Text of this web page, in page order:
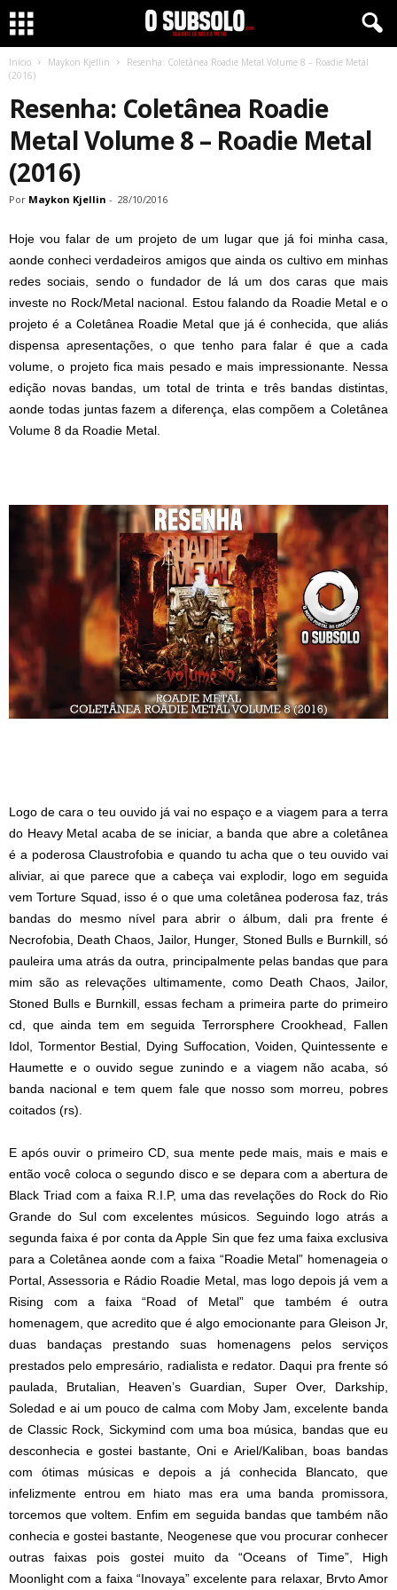
Início Maykon Kjellin
Resenha: Coletânea Roadie Metal Volume 8 – Roadie Metal
(2016)
Resenha: Coletânea Roadie
Metal Volume 8 – Roadie Metal
(2016)
Por Maykon Kjellin - 28/10/2016
Hoje vou falar de um projeto de um lugar que já foi minha casa,
aonde conheci verdadeiros amigos que ainda os cultivo em minhas
redes sociais, sendo o fundador de lá um dos caras que mais
investe no Rock/Metal nacional. Estou falando da Roadie Metal e o
projeto é a Coletânea Roadie Metal que já é conhecida, que aliás
dispensa apresentações, o que tenho para falar é que a cada
volume, o projeto fica mais pesado e mais impressionante. Nessa
edição novas bandas, um total de trinta e três bandas distintas,
aonde todas juntas fazem a diferença, elas compõem a Coletânea
Volume 8 da Roadie Metal.
Logo de cara o teu ouvido já vai no espaço e a viagem para a terra
do Heavy Metal acaba de se iniciar, a banda que abre a coletânea
é a poderosa Claustrofobia e quando tu acha que o teu ouvido vai
aliviar, ai que parece que a cabeça vai explodir, logo em seguida
vem Torture Squad, isso é o que uma coletânea poderosa faz, trás
bandas do mesmo nível para abrir o álbum, dali pra frente é
Necrofobia, Death Chaos, Jailor, Hunger, Stoned Bulls e Burnkill, só
pauleira uma atrás da outra, principalmente pelas bandas que para
mim são as relevações ultimamente, como Death Chaos, Jailor,
Stoned Bulls e Burnkill, essas fecham a primeira parte do primeiro
cd, que ainda tem em seguida Terrorsphere Crookhead, Fallen
Idol, Tormentor Bestial, Dying Suffocation, Voiden, Quintessente e
Haumette e o ouvido segue zunindo e a viagem não acaba, só
banda nacional e tem quem fale que nosso som morreu, pobres
coitados (rs).
E após ouvir o primeiro CD, sua mente pede mais, mais e mais e
então você coloca o segundo disco e se depara com a abertura de
Black Triad com a faixa R.I.P, uma das revelações do Rock do Rio
Grande do Sul com excelentes músicos. Seguindo logo atrás a
segunda faixa é por conta da Apple Sin que fez uma faixa exclusiva
para a Coletânea aonde com a faixa “Roadie Metal” homenageia o
Portal, Assessoria e Rádio Roadie Metal, mas logo depois já vem a
Rising com a faixa “Road of Metal” que também é outra
homenagem, que acredito que é algo emocionante para Gleison Jr,
duas bandaças prestando suas homenagens pelos serviços
prestados pelo empresário, radialista e redator. Daqui pra frente só
paulada, Brutalian, Heaven’s Guardian, Super Over, Darkship,
Soledad e ai um pouco de calma com Moby Jam, excelente banda
de Classic Rock, Sickymind com uma boa música, bandas que eu
desconhecia e gostei bastante, Oni e Ariel/Kaliban, boas bandas
com ótimas músicas e depois a já conhecida Blancato, que
infelizmente entrou em hiato mas era uma banda promissora,
torcemos que voltem. Enfim em seguida bandas que também não
conhecia e gostei bastante, Neogenese que vou procurar conhecer
outras faixas pois gostei muito da “Oceans of Time”, High
Moonlight com a faixa “Inovaya” excelente para relaxar, Brvto Amor